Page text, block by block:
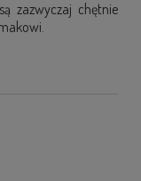
zazwyczaj chętnie